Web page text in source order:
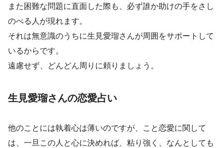
また困難な問題に直面した際も、必ず誰か助けの手をさし
のべる人が現れます。
それは無意識のうちに生見愛瑠さんが周囲をサポートして
いるからです。
遠慮せず、どんどん周りに頼りましょう。
生見愛瑠さんの恋愛占い
他のことには執着心は薄いのですが、こと恋愛に関して
は、一旦この人と心に決めれば、粘り強く、なんとしても